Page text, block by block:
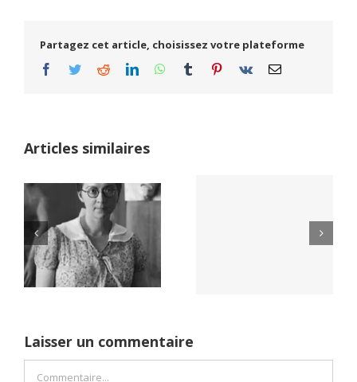
Partagez cet article, choisissez votre plateforme
Facebook
TwitterRedditLinkedInWhatsApp
Tumblr Pinterest
Vk Email
Articles similaires
Netflix Field of
Dreams (1989)
Yaïr Golan : une
Laisser un commentaire